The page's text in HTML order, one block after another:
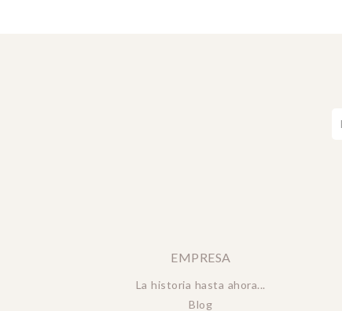
EMPRESA
La historia hasta ahora...
Blog